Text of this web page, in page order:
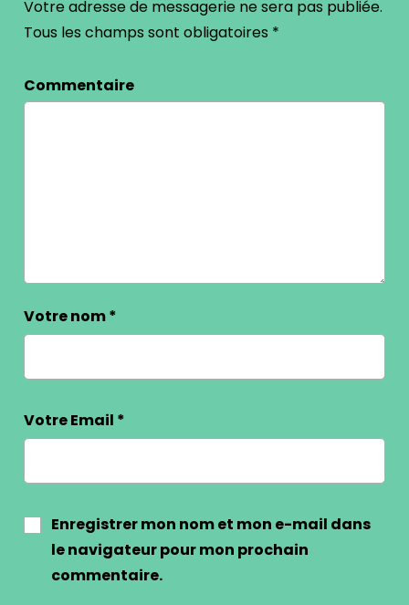
Votre adresse de messagerie ne sera pas publiée.
Tous les champs sont obligatoires *
Commentaire
Votre nom*
Votre Email *
Enregistrer mon nom et mon e-mail dans
le navigateur pour mon prochain
commentaire.